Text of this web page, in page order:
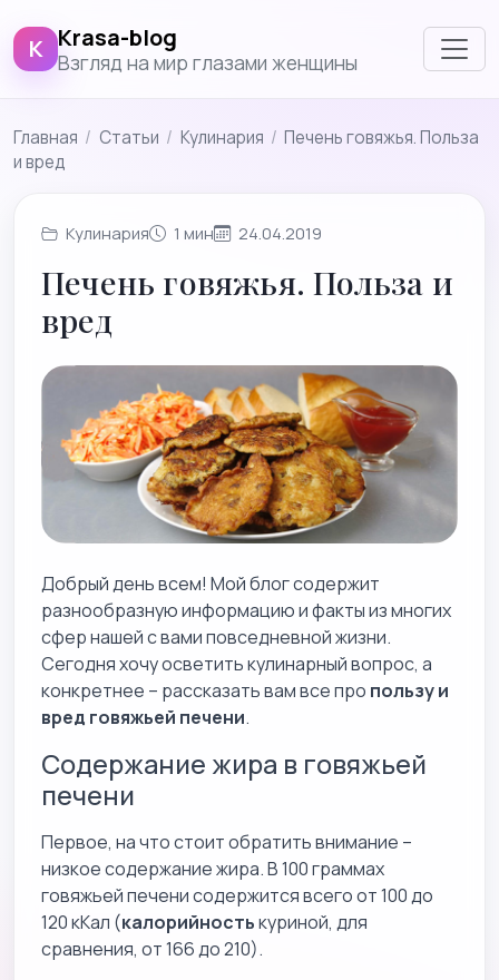
K Krasa-blog
Взгляд на мир глазами женщины
Главная / Cтатьи / Кулинария / Печень говяжья. Польза
и вред
Кулинария 1 мин 24.04.2019
Печень говяжья. Польза и
вред
Добрый день всем! Мой блог содержит
разнообразную информацию и факты из многих
сфер нашей с вами повседневной жизни.
Сегодня хочу осветить кулинарный вопрос, а
конкретнее – рассказать вам все про пользу и
вред говяжьей печени.
Содержание жира в говяжьей
печени
Первое, на что стоит обратить внимание –
низкое содержание жира. В 100 граммах
говяжьей печени содержится всего от 100 до
120 кКал (калорийностькуриной, для
сравнения, от 166 до 210).